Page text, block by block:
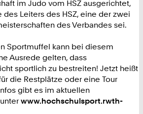
im Judo vom HSZ ausgerichtet,
Leiters des HSZ, eine der zwei
des Verbandes sei.
Sportmuffel kann bei diesem
Ausrede gelten, dass
sportlich zu bestreiten! Jetzt heißt
die Restplätze oder eine Tour
gibt es im aktuellen
www.hochschulsport.rwth-